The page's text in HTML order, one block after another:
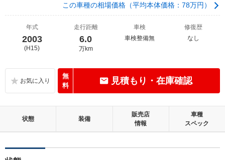
この車種の相場価格（平均本体価格：78万円）
年式
2003
(H15)
走行距離
6.0
万km
車検
車検整備無
修復歴
なし
無
料
見積もり・在庫確認
状態 装備
販売店
情報
車種
スペック